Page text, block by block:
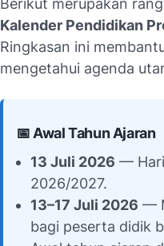
Berikut merupakan
Kalender Pendidikan
Ringkasan ini
mengetahui agenda
📅 Awal Tahun Ajaran
13 Juli 2026 — Hari
2026/2027.
13–17 Juli 2026 —
bagi peserta didik